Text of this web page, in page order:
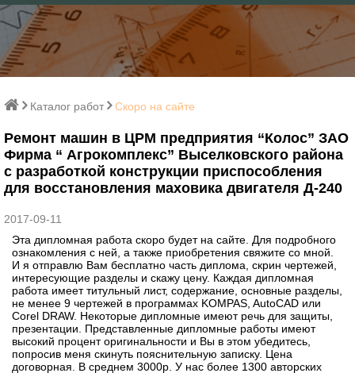
Каталог работ Скоро на сайте
Ремонт машин в ЦРМ предприятия “Колос” ЗАО
Фирма “ Агрокомплекс” Выселковского района
с разработкой конструкции приспособления
для восстановления маховика двигателя Д-240
2017-09-11
Эта дипломная работа скоро будет на сайте. Для подробного
ознакомления с ней, а также приобретения свяжите со мной.
И я отправлю Вам бесплатно часть диплома, скрин чертежей,
интересующие разделы и скажу цену. Каждая дипломная
работа имеет титульный лист, содержание, основные разделы,
не менее 9 чертежей в программах KOMPAS, AutoCAD или
Corel DRAW. Некоторые дипломные имеют речь для защиты,
презентации. Представленные дипломные работы имеют
высокий процент оригинальности и Вы в этом убедитесь,
попросив меня скинуть пояснительную записку. Цена
договорная. В среднем 3000р. У нас более 1300 авторских